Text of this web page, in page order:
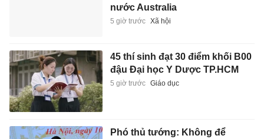
nước Australia
5 giờ trước Xã hội
45 thí sinh đạt 30 điểm khối B00
đậu Đại học Y Dược TP.HCM
5 giờ trước Giáo dục
Phó thủ tướng: Không để